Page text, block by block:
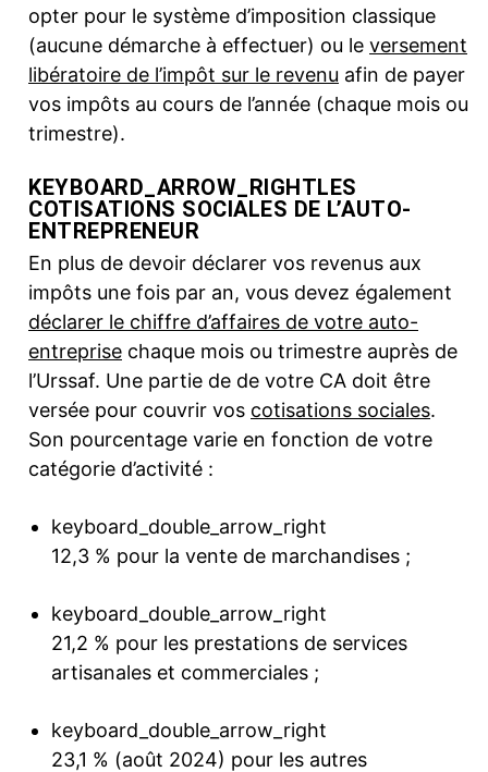
opter pour le système d’imposition classique
(aucune démarche à effectuer) ou le versement
libératoire de l’impôt sur le revenu afin de payer
vos impôts au cours de l’année (chaque mois ou
trimestre).
KEYBOARD_ARROW_RIGHTLES
COTISATIONS SOCIALES DE L’AUTO-
ENTREPRENEUR
En plus de devoir déclarer vos revenus aux
impôts une fois par an, vous devez également
déclarer le chiffre d’affaires de votre auto-
entreprise chaque mois ou trimestre auprès de
l’Urssaf. Une partie de de votre CA doit être
versée pour couvrir vos cotisations sociales.
Son pourcentage varie en fonction de votre
catégorie d’activité :
keyboard_double_arrow_right
12,3 % pour la vente de marchandises ;
keyboard_double_arrow_right
21,2 % pour les prestations de services
artisanales et commerciales ;
keyboard_double_arrow_right
23,1 % (août 2024) pour les autres